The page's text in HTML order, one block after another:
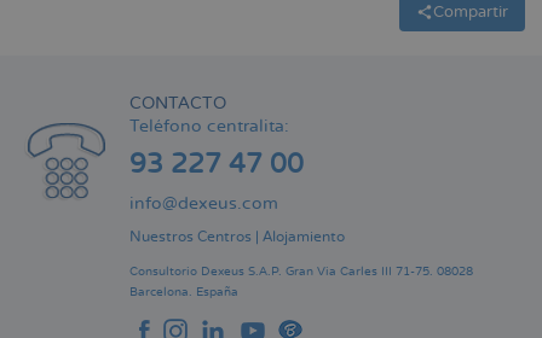
Compartir
CONTACTO
Teléfono centralita:
93 227 47 00
info@dexeus.com
Nuestros Centros Alojamiento
Consultorio Dexeus S.A.P. Gran Via Carles III 71-75. 08028
Barcelona. España